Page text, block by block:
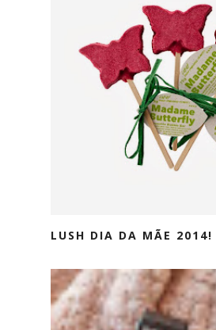
LUSH DIA DA MÃE 2014!